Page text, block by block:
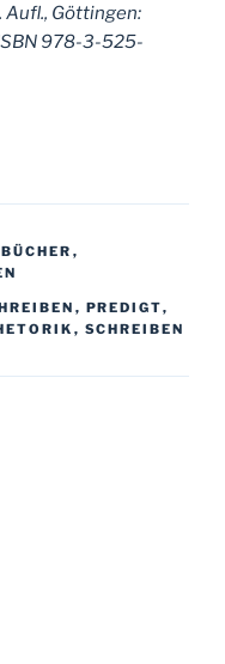
Aufl., Göttingen:
978-3-525-
,
, PREDIGT,
, SCHREIBEN